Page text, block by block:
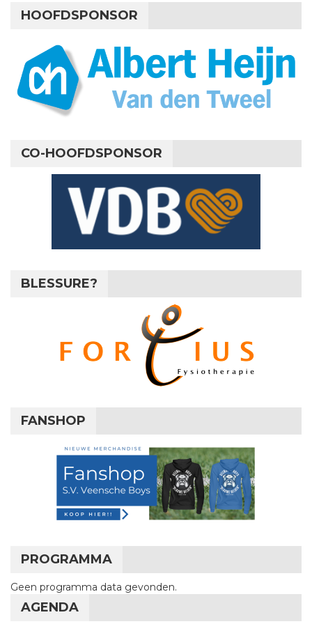
HOOFDSPONSOR
CO-HOOFDSPONSOR
BLESSURE?
FANSHOP
PROGRAMMA
Geen programma data gevonden.
AGENDA